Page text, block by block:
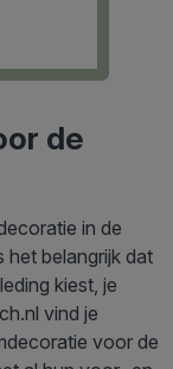
de
in de
het belangrijk dat
kiest, je
vind je
voor de